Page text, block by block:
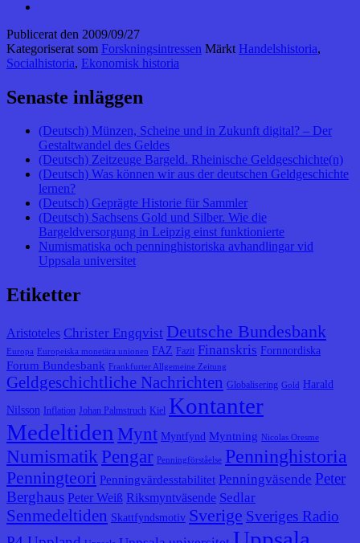
Publicerat den 2009/09/27
Kategoriserat som Forskningsintressen Märkt Handelshistoria,
Socialhistoria, Ekonomisk historia
Senaste inläggen
(Deutsch) Münzen, Scheine und in Zukunft digital? – Der
Gestaltwandel des Geldes
(Deutsch) Zeitzeuge Bargeld. Rheinische Geldgeschichte(n)
(Deutsch) Was können wir aus der deutschen Geldgeschichte
lernen?
(Deutsch) Geprägte Historie für Sammler
(Deutsch) Sachsens Gold und Silber. Wie die
Bargeldversorgung in Leipzig einst funktionierte
Numismatiska och penninghistoriska avhandlingar vid
Uppsala universitet
Etiketter
Aristoteles Christer Engqvist Deutsche Bundesbank
Europa Europeiska monetära unionen FAZ Fazit Finanskris Fornnordiska
Forum Bundesbank Frankfurter Allgemeine Zeitung
Geldgeschichtliche Nachrichten Globalisering Gold Harald
Nilsson Inflation Johan Palmstruch Kiel Kontanter
Medeltiden Mynt Myntfynd Myntning Nicolas Oresme
Numismatik Pengar Penningförståelse Penninghistoria
Penningteori Penningvärdesstabilitet Penningväsende Peter
Berghaus Peter Weiß Riksmyntväsende Sedlar
Senmedeltiden Skattfyndsmotiv Sverige Sveriges Radio